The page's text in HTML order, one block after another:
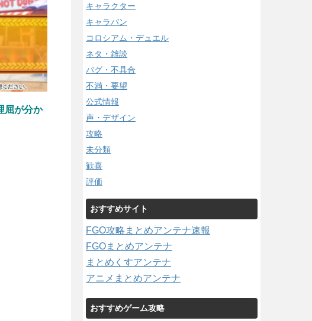
屈が分か
キャラクター
キャラバン
コロシアム・デュエル
ネタ・雑談
バグ・不具合
不満・要望
公式情報
声・デザイン
攻略
未分類
歓喜
評価
おすすめサイト
FGO攻略まとめアンテナ速報
FGOまとめアンテナ
まとめくすアンテナ
アニメまとめアンテナ
おすすめゲーム攻略